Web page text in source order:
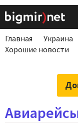
Главная Украина
Хорошие новости